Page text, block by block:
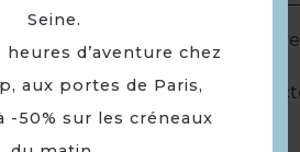
Du 01/04 au 31/10 le lundi, mardi,
saison : du 1er Avril au 31
départ).
Seine.
d’aventure chez
aux portes de Paris,
-50% sur les créneaux